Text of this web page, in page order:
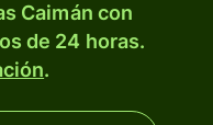
Caimán con
de 24 horas.
.